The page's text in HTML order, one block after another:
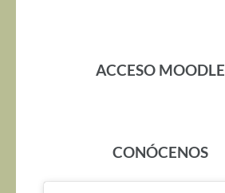
ACCESO MOODLE
CONÓCENOS